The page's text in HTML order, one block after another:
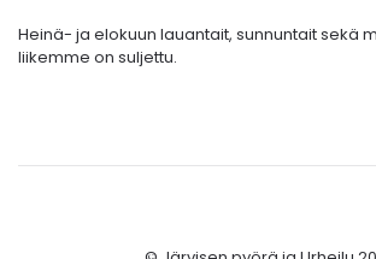
Heinä- ja elokuun lauantait, sunnuntait sekä
liikemme on suljettu.